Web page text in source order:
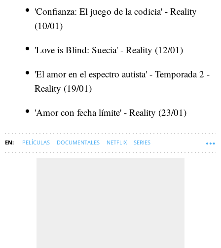
'Confianza: El juego de la codicia' - Reality
(10/01)
'Love is Blind: Suecia' - Reality (12/01)
'El amor en el espectro autista' - Temporada 2 -
Reality (19/01)
'Amor con fecha límite' - Reality (23/01)
PELÍCULAS DOCUMENTALES NETFLIX SERIES